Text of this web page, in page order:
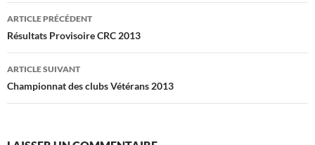
Navigation
des
articles
ARTICLE PRÉCÉDENT
Résultats Provisoire CRC 2013
ARTICLE SUIVANT
Championnat des clubs Vétérans 2013